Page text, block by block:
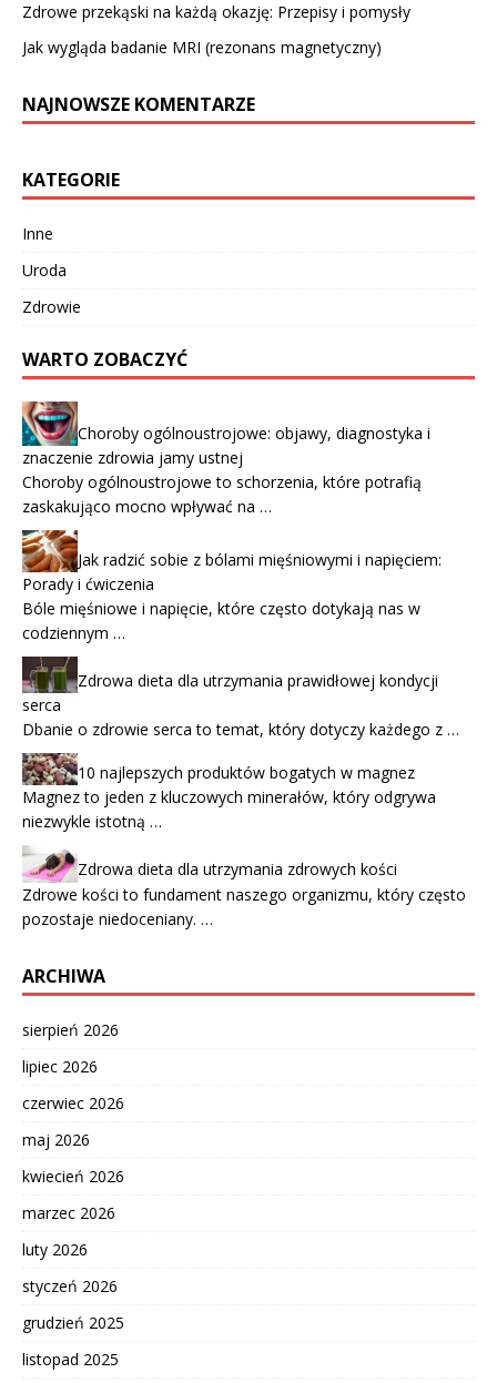
Zdrowe przekąski na każdą okazję: Przepisy i pomysły
Jak wygląda badanie MRI (rezonans magnetyczny)
NAJNOWSZE KOMENTARZE
KATEGORIE
Inne
Uroda
Zdrowie
WARTO ZOBACZYĆ
Choroby ogólnoustrojowe: objawy, diagnostyka i
znaczenie zdrowia jamy ustnej
Choroby ogólnoustrojowe to schorzenia, które potrafią
zaskakująco mocno wpływać na …
Jak radzić sobie z bólami mięśniowymi i napięciem:
Porady i ćwiczenia
Bóle mięśniowe i napięcie, które często dotykają nas w
codziennym …
Zdrowa dieta dla utrzymania prawidłowej kondycji
serca
Dbanie o zdrowie serca to temat, który dotyczy każdego z …
10 najlepszych produktów bogatych w magnez
Magnez to jeden z kluczowych minerałów, który odgrywa
niezwykle istotną …
Zdrowa dieta dla utrzymania zdrowych kości
Zdrowe kości to fundament naszego organizmu, który często
pozostaje niedoceniany. …
ARCHIWA
sierpień 2026
lipiec 2026
czerwiec 2026
maj 2026
kwiecień 2026
marzec 2026
luty 2026
styczeń 2026
grudzień 2025
listopad 2025